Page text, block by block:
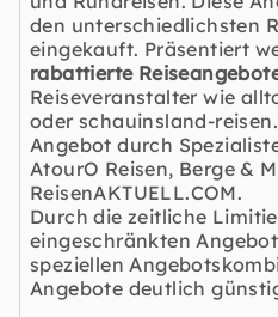
den unterschiedlichsten
eingekauft. Präsentiert
rabattierte
Reiseveranstalter wie
oder schauinsland-
Angebot durch
AtourO Reisen, Berge &
ReisenAKTUELL.COM.
Durch die zeitliche
eingeschränkten
speziellen
Angebote deutlich